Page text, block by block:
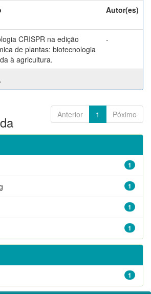
Autor(es)
CRISPR na edição
de plantas: biotecnologia
à agricultura.
-
Anterior 1 Póximo
1
1
1
1
1